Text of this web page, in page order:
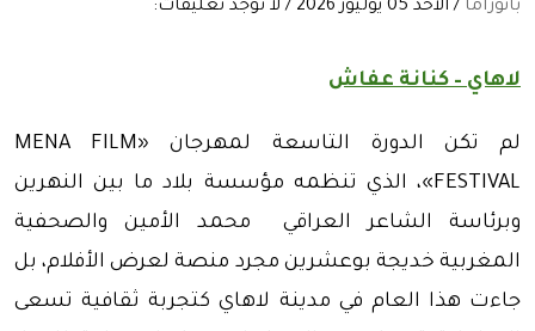
بانوراما / الأحد 05 يوليوز 2026 / لا توجد تعليقات:
لاهاي – كنانة عفاش
لم تكن الدورة التاسعة لمهرجان «MENA FILM
FESTIVAL»، الذي تنظمه مؤسسة بلاد ما بين النهرين
وبرئاسة الشاعر العراقي محمد الأمين والصحفية
المغربية خديجة بوعشرين مجرد منصة لعرض الأفلام، بل
جاءت هذا العام في مدينة لاهاي كتجربة ثقافية تسعى